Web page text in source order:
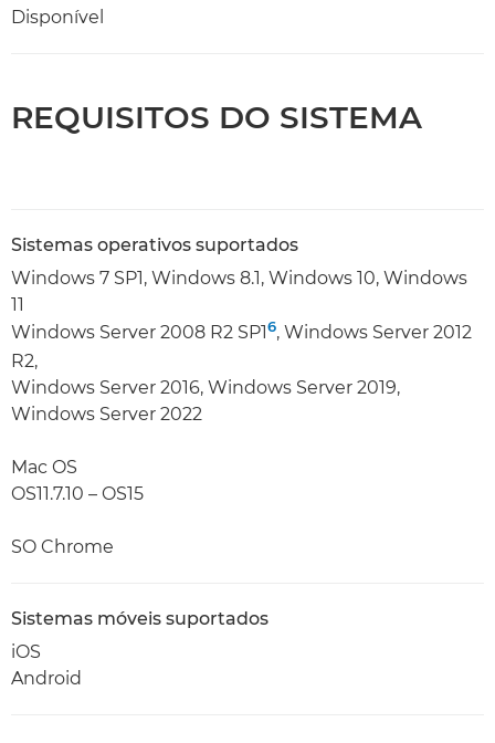
Disponível
REQUISITOS DO SISTEMA
Sistemas operativos suportados
Windows 7 SP1, Windows 8.1, Windows 10, Windows
11
Windows Server 2008 R2 SP16, Windows Server 2012
R2,
Windows Server 2016, Windows Server 2019,
Windows Server 2022
Mac OS
OS11.7.10 – OS15
SO Chrome
Sistemas móveis suportados
iOS
Android